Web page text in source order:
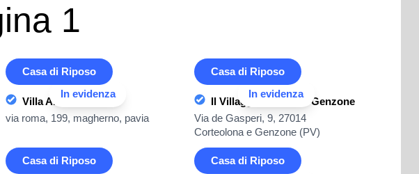
1
In evidenza
Casa di Riposo
Villa Alessandro
via roma, 199, magherno, pavia
In evidenza
Casa di Riposo
Il Villaggio di Teresa Genzone
Via de Gasperi, 9, 27014
Corteolona e Genzone (PV)
Casa di Riposo Casa di Riposo